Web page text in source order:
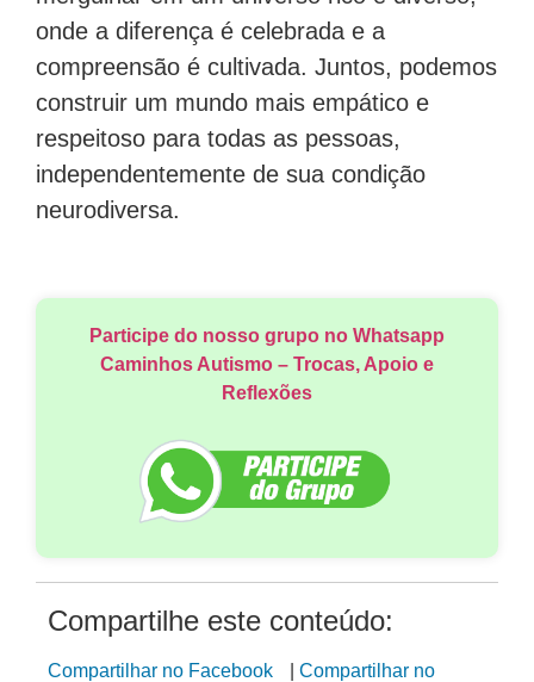
onde a diferença é celebrada e a
compreensão é cultivada. Juntos, podemos
construir um mundo mais empático e
respeitoso para todas as pessoas,
independentemente de sua condição
neurodiversa.
Participe do nosso grupo no Whatsapp
Caminhos Autismo – Trocas, Apoio e
Reflexões
Compartilhe este conteúdo:
Compartilhar no Facebook
Compartilhar no